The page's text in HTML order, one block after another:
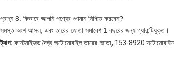
প্রশ্ন 8. কিভাবে আপনি পণ্যের গুণমান নিশ্চিত করবেন?
সমস্ত অংশ আসল, এবং তারের জোতা সমাবেশ 1 বছরের জন্য গ্যারান্টিযুক্ত।
ট্যাগ: কাস্টমাইজড দৈর্ঘ্য অটোমোবাইল তারের জোতা, 153-8920